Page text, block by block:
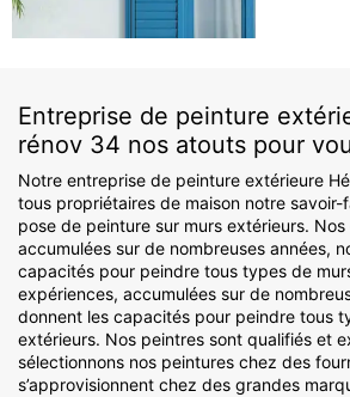
Entreprise de peinture
rénov 34 nos atouts pour
Notre entreprise de peinture extérieure
tous propriétaires de maison notre savoir-
pose de peinture sur murs extérieurs.
accumulées sur de nombreuses années,
capacités pour peindre tous types de
expériences, accumulées sur de
donnent les capacités pour peindre tous
extérieurs. Nos peintres sont qualifiés et
sélectionnons nos peintures chez des
s’approvisionnent chez des grandes